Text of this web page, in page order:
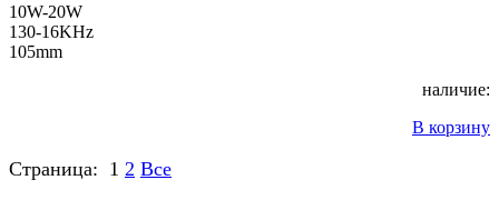
10W-20W
130-16KHz
105mm
наличие:
В корзину
Страница: 1 2 Все